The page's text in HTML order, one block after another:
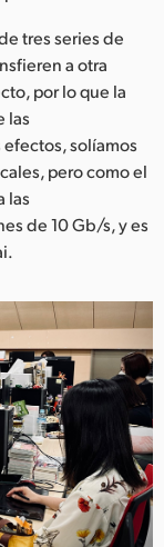
tres series de
a otra
por lo que la
las
solíamos
pero como el
las
de 10 Gb/s, y es